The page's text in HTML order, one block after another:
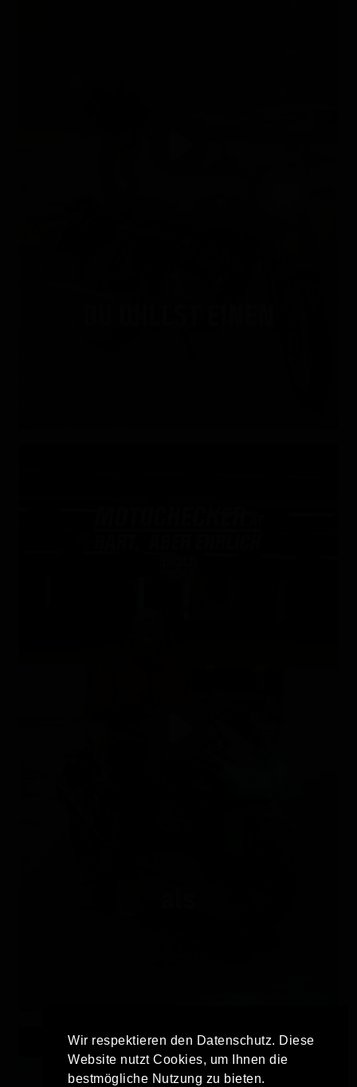
Wir respektieren den Datenschutz. Diese
Website nutzt Cookies, um Ihnen die
bestmögliche Nutzung zu bieten.